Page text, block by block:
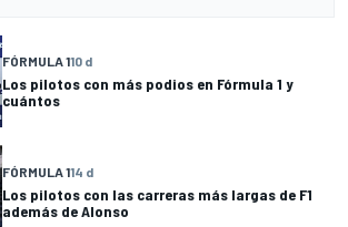
FÓRMULA 110 d
Los pilotos con más podios en Fórmula 1 y
cuántos
FÓRMULA 114 d
Los pilotos con las carreras más largas de F1
además de Alonso